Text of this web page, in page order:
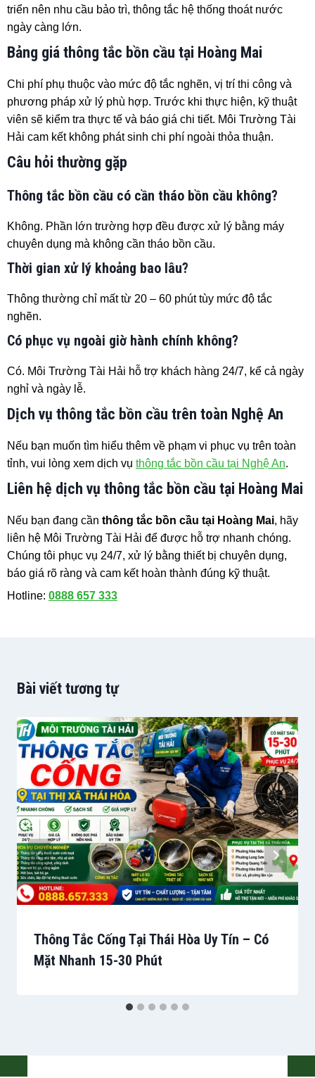
triển nên nhu cầu bảo trì, thông tắc hệ thống thoát nước
ngày càng lớn.
Bảng giá thông tắc bồn cầu tại Hoàng Mai
Chi phí phụ thuộc vào mức độ tắc nghẽn, vị trí thi công và
phương pháp xử lý phù hợp. Trước khi thực hiện, kỹ thuật
viên sẽ kiểm tra thực tế và báo giá chi tiết. Môi Trường Tài
Hải cam kết không phát sinh chi phí ngoài thỏa thuận.
Câu hỏi thường gặp
Thông tắc bồn cầu có cần tháo bồn cầu không?
Không. Phần lớn trường hợp đều được xử lý bằng máy
chuyên dụng mà không cần tháo bồn cầu.
Thời gian xử lý khoảng bao lâu?
Thông thường chỉ mất từ 20 – 60 phút tùy mức độ tắc
nghẽn.
Có phục vụ ngoài giờ hành chính không?
Có. Môi Trường Tài Hải hỗ trợ khách hàng 24/7, kể cả ngày
nghỉ và ngày lễ.
Dịch vụ thông tắc bồn cầu trên toàn Nghệ An
Nếu bạn muốn tìm hiểu thêm về phạm vi phục vụ trên toàn
tỉnh, vui lòng xem dịch vụ thông tắc bồn cầu tại Nghệ An.
Liên hệ dịch vụ thông tắc bồn cầu tại Hoàng Mai
Nếu bạn đang cần thông tắc bồn cầu tại Hoàng Mai, hãy
liên hệ Môi Trường Tài Hải để được hỗ trợ nhanh chóng.
Chúng tôi phục vụ 24/7, xử lý bằng thiết bị chuyên dụng,
báo giá rõ ràng và cam kết hoàn thành đúng kỹ thuật.
Hotline: 0888 657 333
Bài viết tương tự
Thông Tắc Cống Tại Thái Hòa Uy Tín – Có
Mặt Nhanh 15-30 Phút